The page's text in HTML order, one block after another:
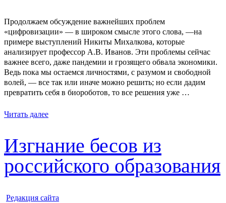
Продолжаем обсуждение важнейших проблем
«цифровизации» ― в широком смысле этого слова, ―на
примере выступлений Никиты Михалкова, которые
анализирует профессор А.В. Иванов. Эти проблемы сейчас
важнее всего, даже пандемии и грозящего обвала экономики.
Ведь пока мы остаемся личностями, с разумом и свободной
волей, ― все так или иначе можно решить; но если дадим
превратить себя в биороботов, то все решения уже …
Читать далее
Изгнание бесов из
российского образования
Редакция cайта